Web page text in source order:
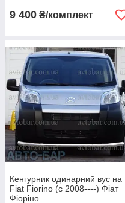
9 400 ₴/комплект
Кенгурник одинарний вус на
Fiat Fiorino (c 2008----) Фіат
Фіоріно